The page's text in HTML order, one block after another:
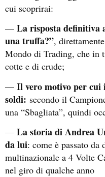
cui scoprirai:
— La risposta definitiva
una truffa?”,
Mondo di Trading, che in
cotte e di crude;
— Il vero motivo per
soldi: secondo il
una “Sbagliata”, quindi
— La storia di Andrea
da lui: come è passato
multinazionale a 4 Volte
nel giro di qualche anno